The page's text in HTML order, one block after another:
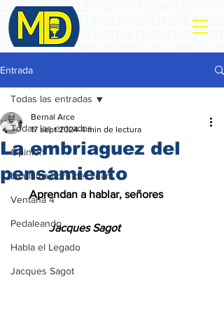
Entrada
Todas las entradas
Opinión
La ultima hora del Team
Ventana 4
Pedaleando
Habla el Legado
Jacques Sagot
Todas las entradas
La embriaguez del
pensamiento
Bernal Arce
17 sept 2024 4 min de lectura
      Aprendan a hablar, señores
             Jacques Sagot